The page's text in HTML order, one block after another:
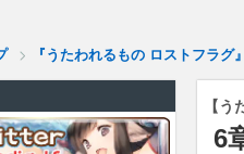
『うたわれるもの ロストフラグ
【う
6